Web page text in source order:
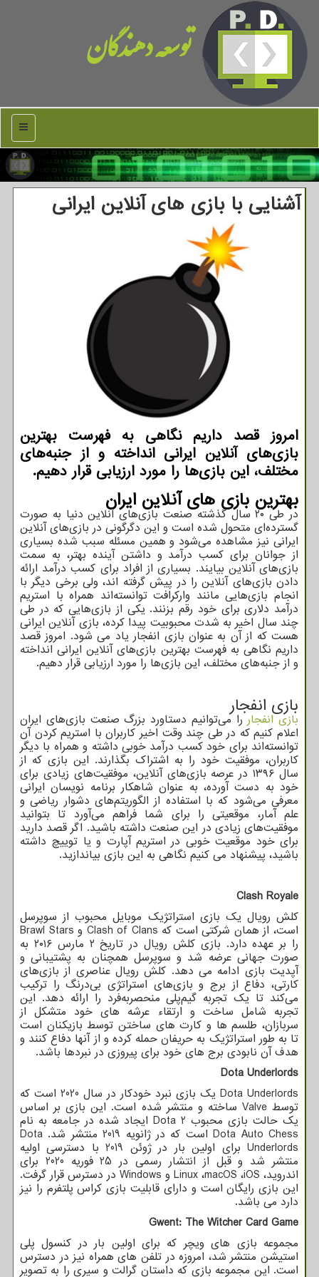
توسعه دهندگان
منو
آشنایی با بازی های آنلاین ایرانی
امروز قصد داریم نگاهی به فهرست بهترین
بازی‌های آنلاین ایرانی انداخته و از جنبه‌های
مختلف، این بازی‌ها را مورد ارزیابی قرار دهیم.
بهترین بازی های آنلاین ایران
در طی ۲۰ سال گذشته صنعت بازی‌های آنلاین دنیا به صورت
گسترده‌ای متحول شده است و این دگرگونی در بازی‌های آنلاین
ایرانی نیز مشاهده می‌شود و همین مسئله سبب شده بسیاری
از جوانان برای کسب درآمد و داشتن آینده بهتر، به سمت
بازی‌های آنلاین بیایند. بسیاری از افراد برای کسب درآمد ارائه
دادن بازی‌های آنلاین را در پیش گرفته اند، ولی برخی دیگر با
انجام بازی‌هایی مانند وارکرافت توانسته‌اند همراه با استریم
درآمد دلاری برای خود رقم بزنند. یکی از بازی‌هایی که در طی
چند سال اخیر به شدت محبوبیت پیدا کرده، بازی آنلاین ایرانی
هست که از آن به عنوان بازی انفجار یاد می شود. امروز قصد
داریم نگاهی به فهرست بهترین بازی‌های آنلاین ایرانی انداخته
و از جنبه‌های مختلف، این بازی‌ها را مورد ارزیابی قرار دهیم.
بازی انفجار
بازی انفجاررا می‌توانیم دستاورد بزرگ صنعت بازی‌های ایران
اعلام کنیم که در طی چند وقت اخیر کاربران با استریم کردن آن
توانسته‌اند برای خود کسب درآمد خوبی داشته و همراه با دیگر
کاربران، موفقیت خود را به اشتراک بگذارند. این بازی که از
سال ۱۳۹۶ در عرصه بازی‌های آنلاین، موفقیت‌های زیادی برای
خود به دست آورده، به عنوان شاهکار برنامه نویسان ایرانی
معرفی می‌شود که با استفاده از الگوریتم‌های دشوار ریاضی و
علم آمار، موقعیتی را برای شما فراهم می‌آورد تا بتوانید
موفقیت‌های زیادی در این صنعت داشته باشید. اگر قصد دارید
برای خود موقعیت خوبی در استریم آپارت و یا توییچ داشته
باشید، پیشنهاد می کنیم نگاهی به این بازی بیاندازید.
Clash Royale
کلش رویال یک بازی استراتژیک موبایل محبوب از سوپرسل
است، از همان شرکتی است که Clash of Clans و Brawl Stars
را بر عهده دارد. بازی کلش رویال در تاریخ ۲ مارس ۲۰۱۶ به
صورت جهانی عرضه شد و سوپرسل همچنان به پشتیبانی و
آپدیت بازی ادامه می دهد. کلش رویال عناصری از بازی‌های
کارتی، دفاع از برج و بازی‌های استراتژی بی‌درنگ را ترکیب
می‌کند تا یک تجربه گیم‌پلی منحصربه‌فرد را ارائه دهد. این
تجربه شامل ساخت و ارتقاء عرشه های خود متشکل از
سربازان، طلسم ها و کارت های ساختن توسط بازیکنان است
تا به طور استراتژیک به حریفان حمله کرده و از آنها دفاع کنند و
هدف آن نابودی برج های خود برای پیروزی در نبردها باشد.
Dota Underlords
Dota Underlords
یک بازی نبرد خودکار در سال 2020 است که
توسطValve ساخته و منتشر شده است. این بازی بر اساس
یک حالت بازی محبوب Dota 2 ایجاد شده در جامعه به نام
Dota Auto Chessاست که در ژانویه 2019 منتشر شد. Dota
Underlords برای اولین بار در ژوئن 2019 با دسترسی اولیه
منتشر شد و قبل از انتشار رسمی در 25 فوریه 2020 برای
اندروید، iOS، macOS، Linux و Windows در دسترس قرار گرفت.
این بازی رایگان است و دارای قابلیت بازی کراس پلتفرم را نیز
دارد می باشد.
Gwent: The Witcher Card Game
مجموعه بازی های ویچر که برای اولین بار در کنسول پلی
استیشن منتشر شد، امروزه در تلفن های همراه نیز در دسترس
است. این مجموعه بازی که داستان گرالت و سیری را به تصویر